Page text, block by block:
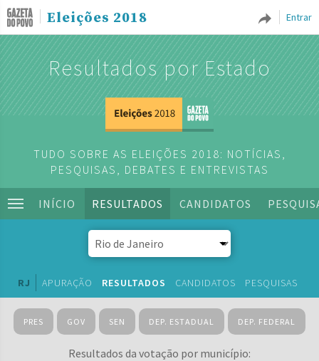
Entrar
Eleições 2018
Resultados por Estado
TUDO SOBRE AS ELEIÇÕES 2018: NOTÍCIAS,
PESQUISAS, DEBATES E ENTREVISTAS
INÍCIO RESULTADOS CANDIDATOS
RJ APURAÇÃO RESULTADOS CANDIDATOS PESQUISAS
PRES GOV SEN DEP. ESTADUAL DEP. FEDERAL
Resultados da votação por município: